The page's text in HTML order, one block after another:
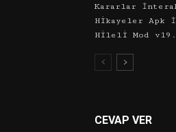
Kararlar
Hikayeler Apk
Hileli Mod
CEVAP VER